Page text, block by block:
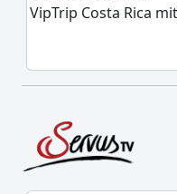
VipTrip Costa Rica